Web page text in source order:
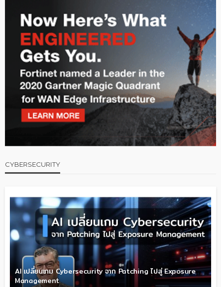
CYBERSECURITY
AI เปลี่ยนเกม Cybersecurity จาก Patching ไปสู่ Exposure
Management